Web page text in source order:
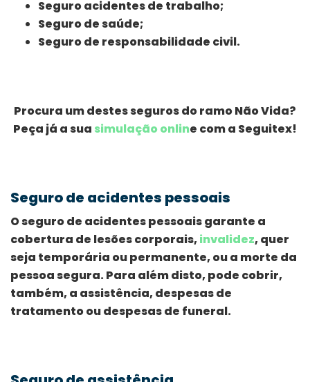
Seguro acidentes de trabalho;
Seguro de saúde;
Seguro de responsabilidade civil.
Procura um destes seguros do ramo Não Vida?
Peça já a sua simulação online com a Seguitex!
Seguro de acidentes pessoais
O seguro de acidentes pessoais garante a
cobertura de lesões corporais, invalidez, quer
seja temporária ou permanente, ou a morte da
pessoa segura. Para além disto, pode cobrir,
também, a assistência, despesas de
tratamento ou despesas de funeral.